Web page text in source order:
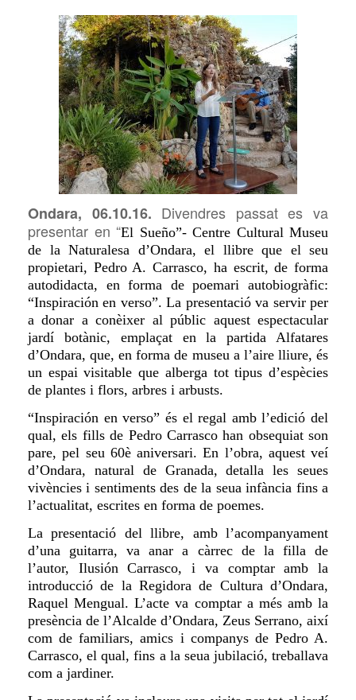
Ondara, 06.10.16. Divendres passat es va
presentar en “El Sueño”- Centre Cultural Museu
de la Naturalesa d’Ondara, el llibre que el seu
propietari, Pedro A. Carrasco, ha escrit, de forma
autodidacta, en forma de poemari autobiogràfic:
“Inspiración en verso”. La presentació va servir per
a donar a conèixer al públic aquest espectacular
jardí botànic, emplaçat en la partida Alfatares
d’Ondara, que, en forma de museu a l’aire lliure, és
un espai visitable que alberga tot tipus d’espècies
de plantes i flors, arbres i arbusts.
“Inspiración en verso” és el regal amb l’edició del
qual, els fills de Pedro Carrasco han obsequiat son
pare, pel seu 60è aniversari. En l’obra, aquest veí
d’Ondara, natural de Granada, detalla les seues
vivències i sentiments des de la seua infància fins a
l’actualitat, escrites en forma de poemes.
La presentació del llibre, amb l’acompanyament
d’una guitarra, va anar a càrrec de la filla de
l’autor, Ilusión Carrasco, i va comptar amb la
introducció de la Regidora de Cultura d’Ondara,
Raquel Mengual. L’acte va comptar a més amb la
presència de l’Alcalde d’Ondara, Zeus Serrano, així
com de familiars, amics i companys de Pedro A.
Carrasco, el qual, fins a la seua jubilació, treballava
com a jardiner.